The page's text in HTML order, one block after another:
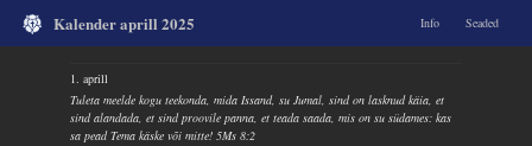
Kalender aprill 2025 Info Seaded
1. aprill
Tuleta meelde kogu teekonda, mida Issand, su Jumal, sind on lasknud käia, et
sind alandada, et sind proovile panna, et teada saada, mis on su südames: kas
sa pead Tema käske või mitte! 5Ms 8:2